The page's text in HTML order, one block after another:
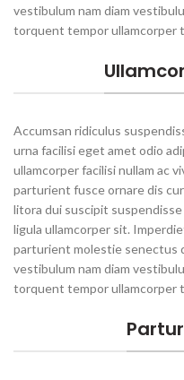
vestibulum nam diam
torquent tempor ullamcorper
Accumsan ridiculus
urna facilisi eget amet odio
ullamcorper facilisi nullam ac
parturient fusce ornare dis
litora dui suscipit
ligula ullamcorper sit.
parturient molestie senectus
vestibulum nam diam
torquent tempor ullamcorper